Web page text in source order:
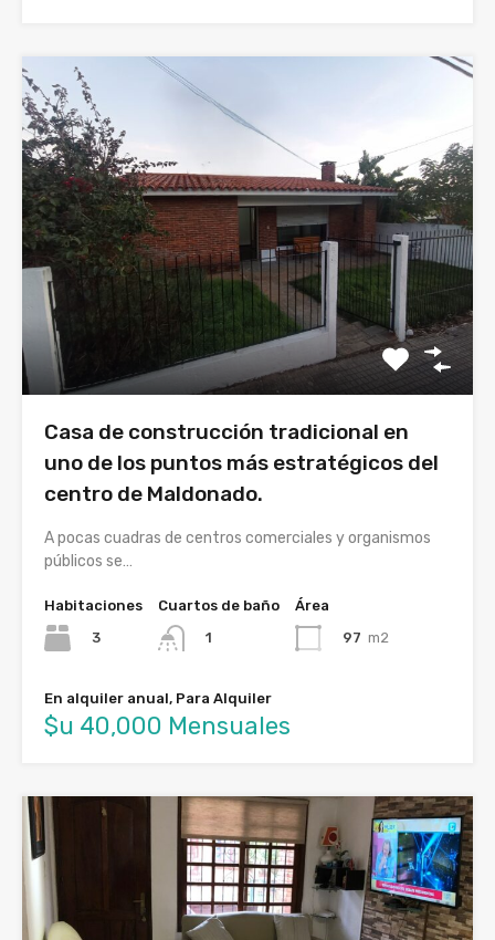
Casa de construcción tradicional en
uno de los puntos más estratégicos del
centro de Maldonado.
A pocas cuadras de centros comerciales y organismos
públicos se…
Habitaciones
3
Cuartos de baño
1
Área
97 m2
En alquiler anual, Para Alquiler
$u 40,000 Mensuales